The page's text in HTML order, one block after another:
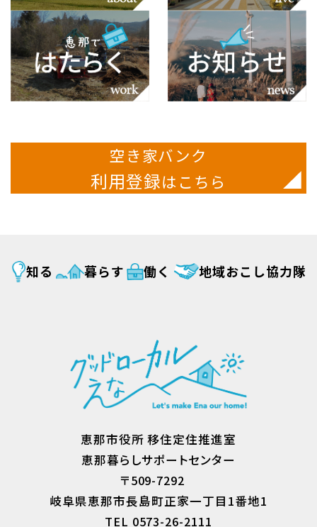
空き家バンク
利用登録はこちら
知る 暮らす 働く 地域おこし協力隊
恵那市役所 移住定住推進室
恵那暮らしサポートセンター
〒509-7292
岐阜県恵那市長島町正家一丁目1番地1
TEL 0573-26-2111